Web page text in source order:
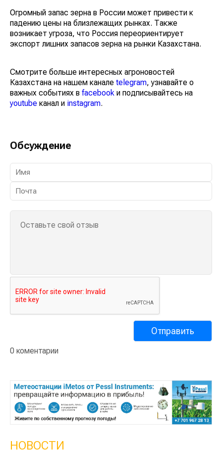
Огромный запас зерна в России может привести к
падению цены на близлежащих рынках. Также
возникает угроза, что Россия переориентирует
экспорт лишних запасов зерна на рынки Казахстана.
Смотрите больше интересных агроновостей
Казахстана на нашем канале telegram, узнавайте о
важных событиях в facebook и подписывайтесь на
youtube канал и instagram.
Обсуждение
0 коментарии
НОВОСТИ